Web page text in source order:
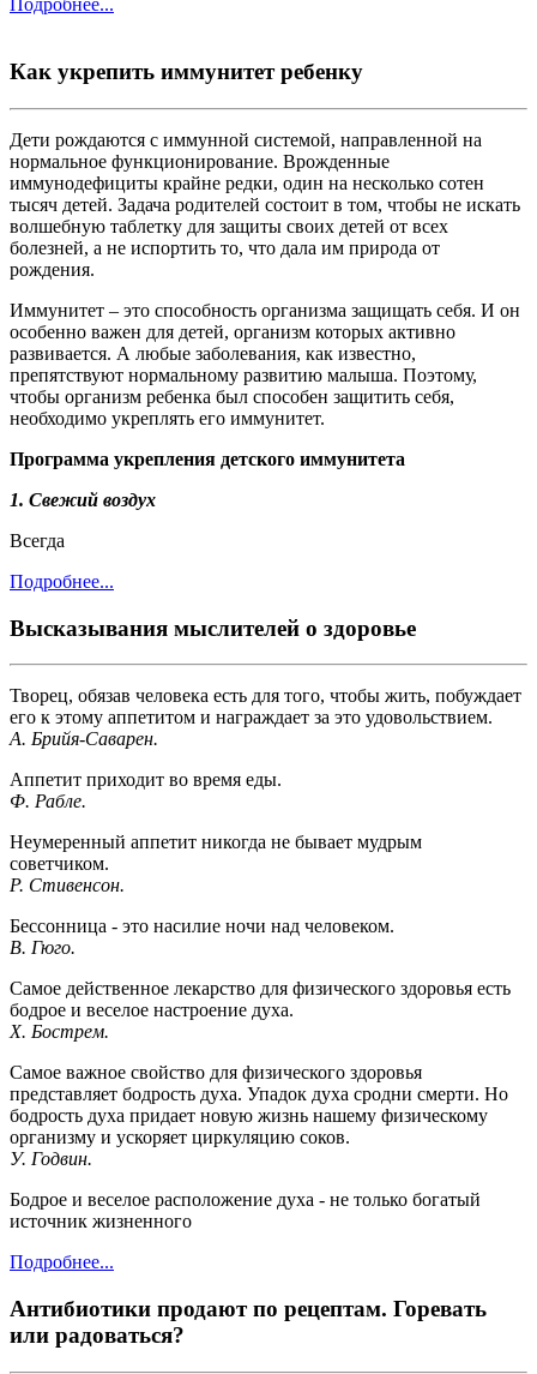
Как укрепить иммунитет ребенку
Дети рождаются с иммунной системой, направленной на
нормальное функционирование. Врожденные
иммунодефициты крайне редки, один на несколько сотен
тысяч детей. Задача родителей состоит в том, чтобы не искать
волшебную таблетку для защиты своих детей от всех
болезней, а не испортить то, что дала им природа от
рождения.
Иммунитет – это способность организма защищать себя. И он
особенно важен для детей, организм которых активно
развивается. А любые заболевания, как известно,
препятствуют нормальному развитию малыша. Поэтому,
чтобы организм ребенка был способен защитить себя,
необходимо укреплять его иммунитет.
Программа укрепления детского иммунитета
1. Свежий воздух
Всегда
Подробнее...
Высказывания мыслителей о здоровье
Творец, обязав человека есть для того, чтобы жить, побуждает
его к этому аппетитом и награждает за это удовольствием.
А. Брийя-Саварен.
Аппетит приходит во время еды.
Ф. Рабле.
Неумеренный аппетит никогда не бывает мудрым
советчиком.
Р. Стивенсон.
Бессонница - это насилие ночи над человеком.
В. Гюго.
Самое действенное лекарство для физического здоровья есть
бодрое и веселое настроение духа.
Х. Бострем.
Самое важное свойство для физического здоровья
представляет бодрость духа. Упадок духа сродни смерти. Но
бодрость духа придает новую жизнь нашему физическому
организму и ускоряет циркуляцию соков.
У. Годвин.
Бодрое и веселое расположение духа - не только богатый
источник жизненного
Подробнее...
Антибиотики продают по рецептам. Горевать
или радоваться?